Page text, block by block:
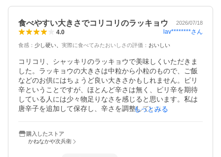
食べやすい大きさでコリコリのラッキョウ 2026/07/18
4.0 lav********さん
食感 ： 少し硬い 実際に食べてみたおいしさの評価 ： おいしい
コリコリ、シャッキリのラッキョウで美味しくいただきま
した。ラッキョウの大きさは中粒から小粒のもので、ご飯
などのお供にはちょうど良い大きさかもしれません。ピリ
辛ということですが、ほとんど辛さは無く、ピリ辛を期待
している人には少々物足りなさを感じると思います。私は
唐辛子を追加して保存し、辛さを調整しています。一袋の
もっとみる
購入したストア
かねなかや次兵衛